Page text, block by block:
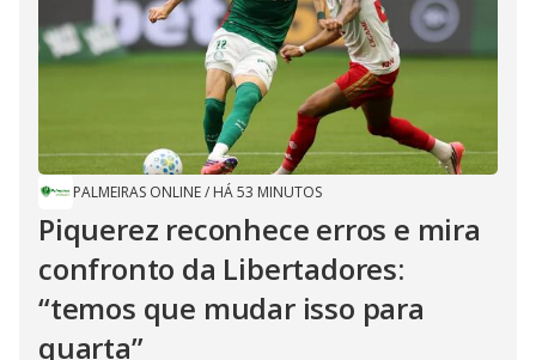
PALMEIRAS ONLINE/ HÁ 53 MINUTOS
Piquerez reconhece erros e mira
confronto da Libertadores:
“temos que mudar isso para
quarta”